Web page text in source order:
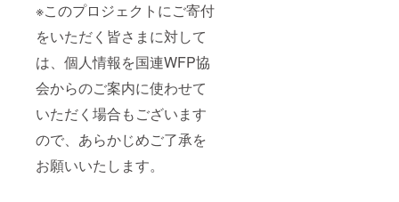
※このプロジェクトにご寄付
をいただく皆さまに対して
は、個人情報を国連WFP協
会からのご案内に使わせて
いただく場合もございます
ので、あらかじめご了承を
お願いいたします。